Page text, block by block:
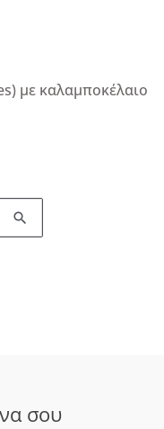
με καλαμποκέλαιο
σου